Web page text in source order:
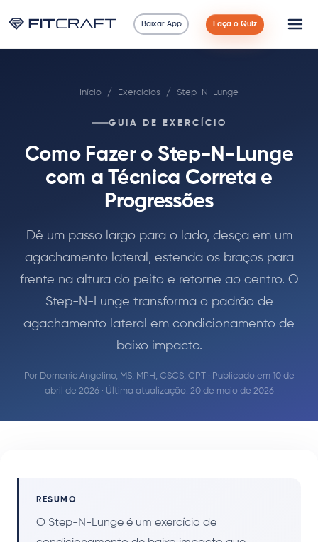
Baixar App Faça o Quiz
90 Dias
Início / Exercícios / Step-N-Lunge
GUIA DE EXERCÍCIO
Como Fazer o Step-N-Lunge
com a Técnica Correta e
Progressões
Dê um passo largo para o lado, desça em um
agachamento lateral, estenda os braços para
frente na altura do peito e retorne ao centro. O
Step-N-Lunge transforma o padrão de
agachamento lateral em condicionamento de
baixo impacto.
Por Domenic Angelino, MS, MPH, CSCS, CPT· Publicado em 10 de
abril de 2026 · Última atualização: 20 de maio de 2026
RESUMO
O Step-N-Lunge é um exercício de